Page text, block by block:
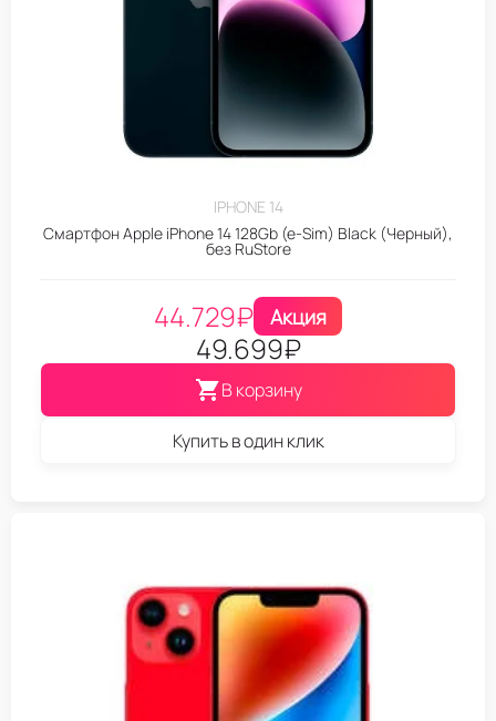
IPHONE 14
Смартфон Apple iPhone 14 128Gb (e-Sim) Black (Черный),
без RuStore
44.729₽ Акция
49.699₽
В корзину
Купить в один клик